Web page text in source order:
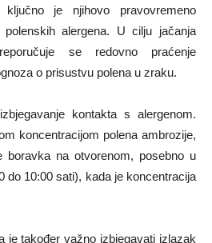
ključno je njihovo pravovremeno
alergena. U cilju jačanja
se redovno praćenje
o prisustvu polena u zraku.
kontakta s alergenom.
koncentracijom polena ambrozije,
boravka na otvorenom, posebno u
do 10:00 sati), kada je koncentracija
je također važno izbjegavati izlazak